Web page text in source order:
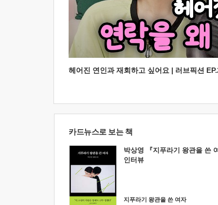
헤어진 연인과 재회하고 싶어요 | 러브픽션
카드뉴스로 보는 책
박상영 『지푸라기 왕관을 쓴
인터뷰
지푸라기 왕관을 쓴 여자